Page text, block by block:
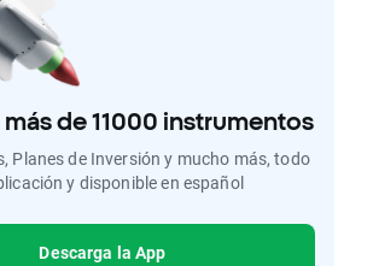
de 11000 instrumentos
Planes de Inversión y mucho más, todo
y disponible en español
Descarga la App